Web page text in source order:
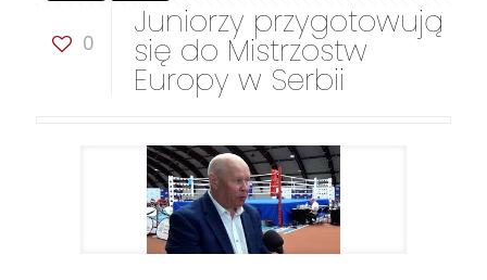
0
Juniorzy przygotowują
się do Mistrzostw
Europy w Serbii